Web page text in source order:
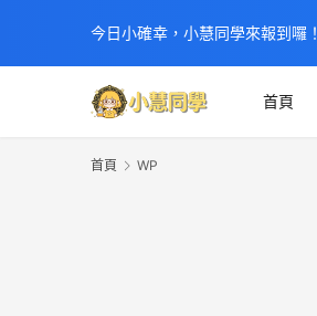
今日小確幸，小慧同學來報到囉！
首頁
首頁 WP